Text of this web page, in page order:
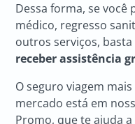
Dessa forma, se
médico, regresso
outros serviços,
receber assistência
O seguro viagem
mercado está em
Promo, que te ajuda